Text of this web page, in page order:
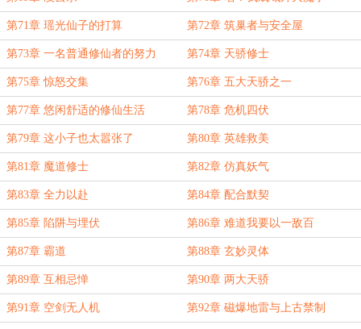
第71章 瑶光仙子的打算 第72章 筑巢者与安全屋
第73章 一名普通修仙者的努力 第74章 天骄修士
第75章 惊怒交集 第76章 五大天骄之一
第77章 悠闲舒适的修仙生活 第78章 危机四伏
第79章 这小子也太嚣张了 第80章 英雄救美
第81章 魔道修士 第82章 仿真妖气
第83章 全力以赴 第84章 配合默契
第85章 陷阱与埋伏 第86章 难道我要以一敌百
第87章 霸道 第88章 玄妙灵体
第89章 互相忌惮 第90章 两大天骄
第91章 空剑无人机 第92章 磁爆地雷与上古禁制